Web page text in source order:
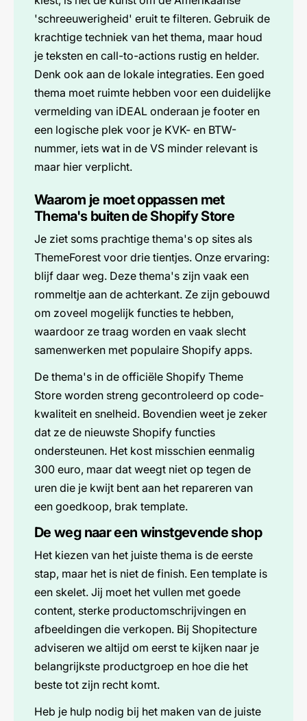
'schreeuwerigheid' eruit te filteren. Gebruik de
krachtige techniek van het thema, maar houd
je teksten en call-to-actions rustig en helder.
Denk ook aan de lokale integraties. Een goed
thema moet ruimte hebben voor een duidelijke
vermelding van iDEAL onderaan je footer en
een logische plek voor je KVK- en BTW-
nummer, iets wat in de VS minder relevant is
maar hier verplicht.
Waarom je moet oppassen met
Thema's buiten de Shopify Store
Je ziet soms prachtige thema's op sites als
ThemeForest voor drie tientjes. Onze ervaring:
blijf daar weg. Deze thema's zijn vaak een
rommeltje aan de achterkant. Ze zijn gebouwd
om zoveel mogelijk functies te hebben,
waardoor ze traag worden en vaak slecht
samenwerken met populaire Shopify apps.
De thema's in de officiële Shopify Theme
Store worden streng gecontroleerd op code-
kwaliteit en snelheid. Bovendien weet je zeker
dat ze de nieuwste Shopify functies
ondersteunen. Het kost misschien eenmalig
300 euro, maar dat weegt niet op tegen de
uren die je kwijt bent aan het repareren van
een goedkoop, brak template.
De weg naar een winstgevende shop
Het kiezen van het juiste thema is de eerste
stap, maar het is niet de finish. Een template is
een skelet. Jij moet het vullen met goede
content, sterke productomschrijvingen en
afbeeldingen die verkopen. Bij Shopitecture
adviseren we altijd om eerst te kijken naar je
belangrijkste productgroep en hoe die het
beste tot zijn recht komt.
Heb je hulp nodig bij het maken van de juiste